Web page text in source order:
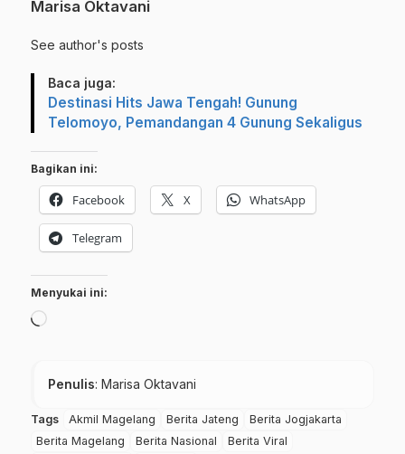
Marisa Oktavani
See author's posts
Baca juga:
Destinasi Hits Jawa Tengah! Gunung
Telomoyo, Pemandangan 4 Gunung Sekaligus
Bagikan ini:
Facebook X WhatsApp
Telegram
Menyukai ini:
Memuat...
Penulis: Marisa Oktavani
Tags Akmil Magelang Berita Jateng
Berita Jogjakarta
Berita Magelang
Berita Nasional
Berita Viral